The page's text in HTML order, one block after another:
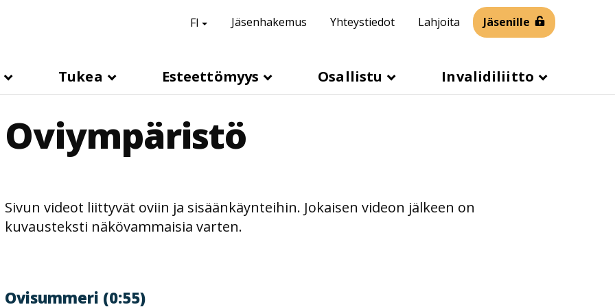
FI suomi,
Vaihda kieli
H
a
d
r
l
k
s
Jäsenhakemus Yhteystiedot Lahjoita Jäsenille
Tukea Esteettömyys Osallistu Invalidiliitto
Oviympäristö
Sivun videot liittyvät oviin ja sisäänkäynteihin. Jokaisen videon jälkeen on
kuvausteksti näkövammaisia varten.
Ovisummeri (0:55)